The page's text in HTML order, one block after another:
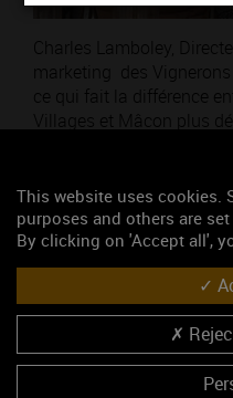
Charles Lamboley,
marketing des
ce qui fait la différence
Villages et Mâcon plus
Thématique : Pour
Ajouté le 04 mars 2021
appellation bourgogne
This website uses cookies.
purposes and others are
By clicking on 'Accept all',